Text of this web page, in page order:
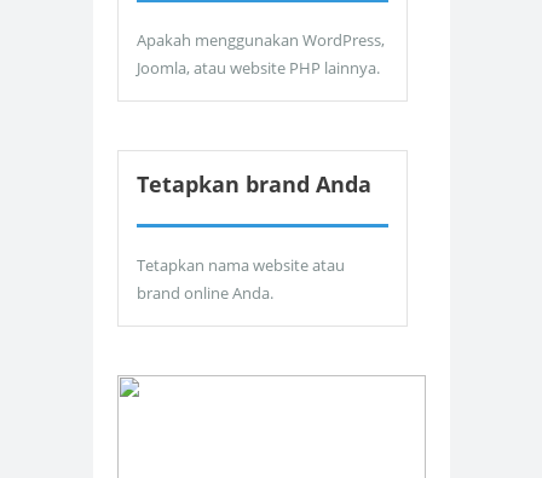
Apakah menggunakan WordPress,
Joomla, atau website PHP lainnya.
Tetapkan brand Anda
Tetapkan nama website atau
brand online Anda.